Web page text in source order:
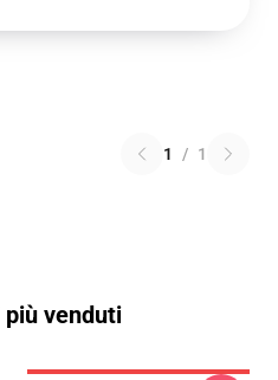
1 / 1
venduti